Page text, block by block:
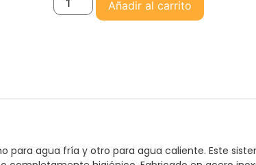
Añadir al carrito
para agua fría y otro para agua caliente. Este